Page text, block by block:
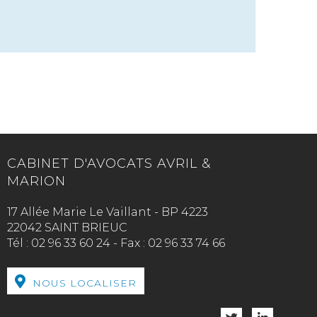
CABINET D'AVOCATS AVRIL &
MARION
17 Allée Marie Le Vaillant - BP 4223
22042 SAINT BRIEUC
Tél : 02 96 33 60 24 - Fax : 02 96 33 74 66
NOUS LOCALISER